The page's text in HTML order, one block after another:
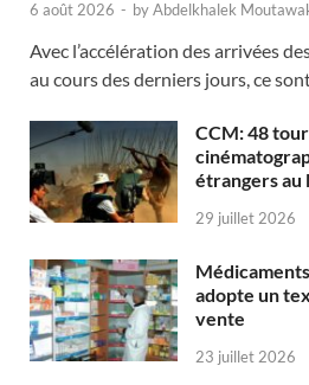
6 août 2026 - byAbdelkhalek
Avec l’accélération des arrivées
au cours des derniers jours, ce
CCM: 48
étrangers au
29 juillet 2026
adopte un
vente
23 juillet 2026